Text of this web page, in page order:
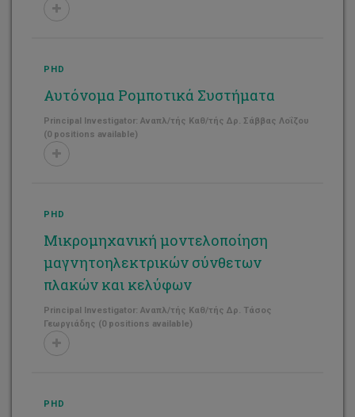
PHD
Αυτόνομα Ρομποτικά Συστήματα
Principal Investigator: Αναπλ/τής Καθ/τής Δρ. Σάββας Λοΐζου
(0 positions available)
PHD
Μικρομηχανική μοντελοποίηση
μαγνητοηλεκτρικών σύνθετων
πλακών και κελύφων
Principal Investigator: Αναπλ/τής Καθ/τής Δρ. Τάσος
Γεωργιάδης (0 positions available)
PHD